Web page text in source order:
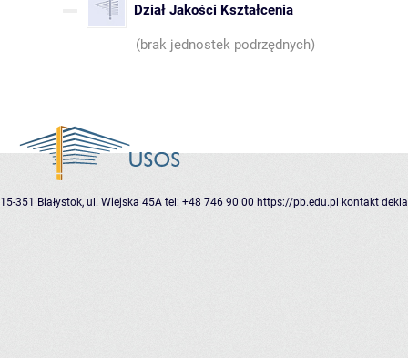
Dział Jakości Kształcenia
(brak jednostek podrzędnych)
15-351 Białystok, ul. Wiejska 45A tel: +48 746 90 00 https://pb.edu.pl kontakt